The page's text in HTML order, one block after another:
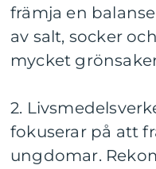
främja en
av salt, socker
mycket
2.
fokuserar på att
ungdomar.